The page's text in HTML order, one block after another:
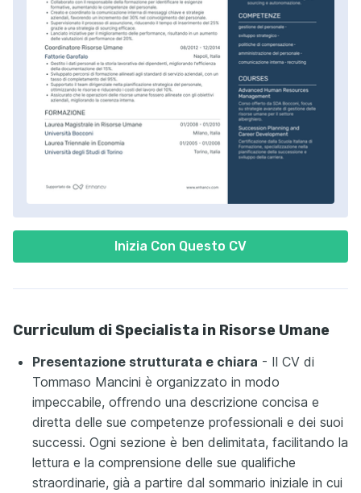
Inizia Con Questo CV
Curriculum di Specialista in Risorse Umane
Presentazione strutturata e chiara - Il CV di
Tommaso Mancini è organizzato in modo
impeccabile, offrendo una descrizione concisa e
diretta delle sue competenze professionali e dei suoi
successi. Ogni sezione è ben delimitata, facilitando la
lettura e la comprensione delle sue qualifiche
straordinarie, già a partire dal sommario iniziale in cui